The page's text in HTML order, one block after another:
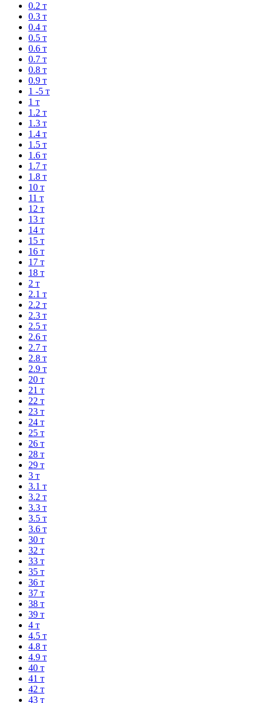
0.2 т
0.3 т
0.4 т
0.5 т
0.6 т
0.7 т
0.8 т
0.9 т
1 -5 т
1 т
1.2 т
1.3 т
1.4 т
1.5 т
1.6 т
1.7 т
1.8 т
10 т
11 т
12 т
13 т
14 т
15 т
16 т
17 т
18 т
2 т
2.1 т
2.2 т
2.3 т
2.5 т
2.6 т
2.7 т
2.8 т
2.9 т
20 т
21 т
22 т
23 т
24 т
25 т
26 т
28 т
29 т
3 т
3.1 т
3.2 т
3.3 т
3.5 т
3.6 т
30 т
32 т
33 т
35 т
36 т
37 т
38 т
39 т
4 т
4.5 т
4.8 т
4.9 т
40 т
41 т
42 т
43 т